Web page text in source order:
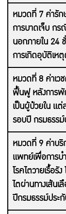
หมวดที่ 7 ค่ารั
การบาดเจ็บ ก
นอกภายใน 24
การเกิดอุบัติเห
หมวดที่ 8 ค่าเว
ฟื้นฟู หลังการพั
เป็นผู้ป่วยใน แต่
รอบปี กรมธรร
หมวดที่ 9 ค่าบริ
แพทย์เพื่อการบ
โรคไตวายเรื้อรั
ไตผ่านทางเส้น
ปีกรมธรรม์ประ